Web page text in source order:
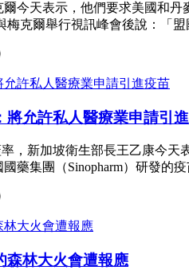
今天表示，他們要求美國和
梅克爾舉行視訊峰會後說：「
將允許私人醫療業申請引
，新加坡衛生部長王乙康今天
藥集團（Sinopharm）研發的
森林大火會遭報應